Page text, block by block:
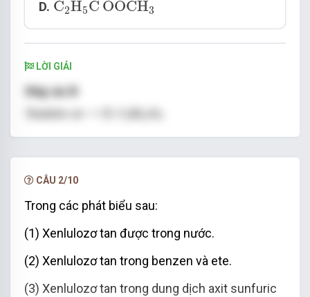
D. C2H5C OOCH3
LỜI GIẢI
CÂU 2/10
Trong các phát biểu sau:
(1) Xenlulozơ tan được trong nước.
(2) Xenlulozơ tan trong benzen và ete.
(3) Xenlulozơ tan trong dung dịch axit sunfuric